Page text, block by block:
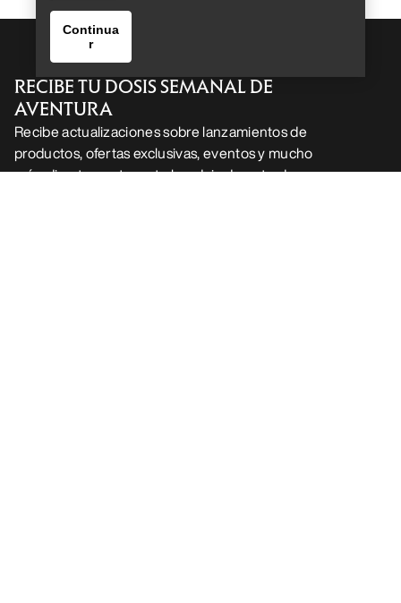
Help
RECIBE TU DOSIS SEMANAL DE
AVENTURA
Recibe actualizaciones sobre lanzamientos de
productos, ofertas exclusivas, eventos y mucho
más, directamente en tu bandeja de entrada.
Continua
r